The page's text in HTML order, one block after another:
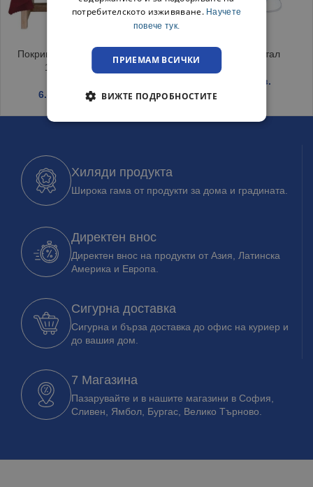
Покривка за маса Тринити
120/150 Бордо
6.45 / 12.62 лв.
Лимониера Кристал
/ 4.40 лв.
Хиляди продукта
Широка гама от продукти за дома и градината.
Директен внос
Директен внос на продукти от Азия, Латинска
Америка и Европа.
Сигурна доставка
Сигурна и бърза доставка до офис на куриер и
до вашия дом.
7 Магазина
Пазарувайте и в нашите магазини в София,
Сливен, Ямбол, Бургас, Велико Търново.
потребителското изживяване. Научете
повече тук.
ПРИЕМАМ ВСИЧКИ
ВИЖТЕ ПОДРОБНОСТИТЕ